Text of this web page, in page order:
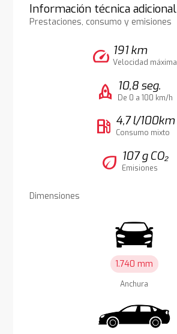
Información técnica adicional
Prestaciones, consumo y emisiones
speed 191 km
Velocidad máxima
rocket 10,8 seg.
De 0 a 100 km/h
local_gas_station 4,7 l/100km
Consumo mixto
eco 107 g CO₂
Emisiones
Dimensiones
1.740 mm
Anchura